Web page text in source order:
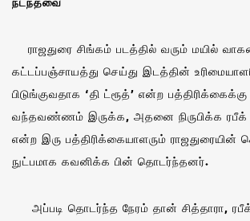
ராஜதுரை சிங்கம் படத்தில் வரும் மயில்
கட்டப்பஞ்சாயத்து செய்து இடத்தின்
பிடுங்குவதாக ‘தி ட்ரூத்’ என்ற பத்திரிக்கைக்கு
வந்தவண்ணம் இருக்க, அதனை நிருபிக்க ரபீக்
என்ற இரு பத்திரிக்கையாளரும்
நுட்பமாக கவனிக்க பின் தொடர்ந்தனர்.
அப்படி தொடர்ந்த நேரம் தான் சித்தாரா,